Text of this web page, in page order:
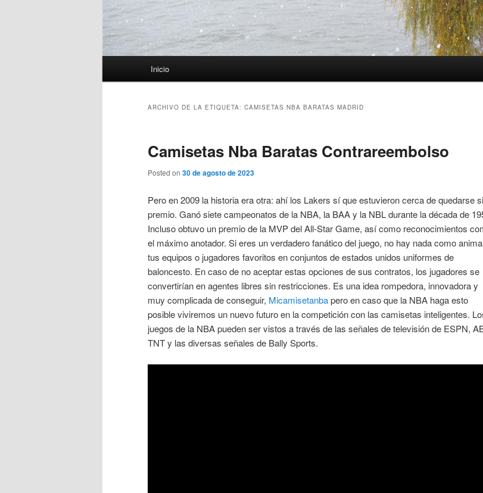
Inicio
ARCHIVO DE LA ETIQUETA: CAMISETAS NBA BARATAS MADRID
Camisetas Nba Baratas Contrareembolso
Posted on 30 de agosto de 2023
Pero en 2009 la historia era otra: ahí los Lakers sí que estuvieron cerca de quedarse
premio. Ganó siete campeonatos de la NBA, la BAA y la NBL durante la década de
Incluso obtuvo un premio de la MVP del All-Star Game, así como reconocimientos
el máximo anotador. Si eres un verdadero fanático del juego, no hay nada como
tus equipos o jugadores favoritos en conjuntos de estados unidos uniformes de
baloncesto. En caso de no aceptar estas opciones de sus contratos, los jugadores se
convertirían en agentes libres sin restricciones. Es una idea rompedora, innovadora y
muy complicada de conseguir, Micamisetanbapero en caso que la NBA haga esto
posible viviremos un nuevo futuro en la competición con las camisetas inteligentes.
juegos de la NBA pueden ser vistos a través de las señales de televisión de ESPN,
TNT y las diversas señales de Bally Sports.